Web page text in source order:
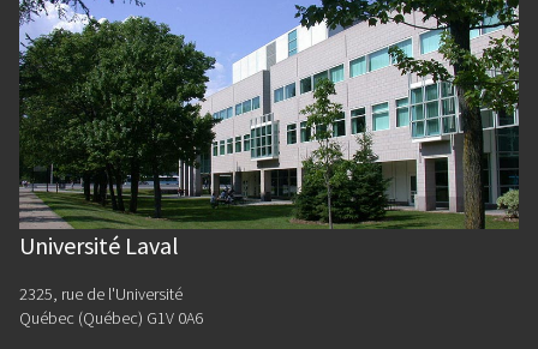
Université Laval
2325, rue de l'Université
Québec (Québec) G1V 0A6